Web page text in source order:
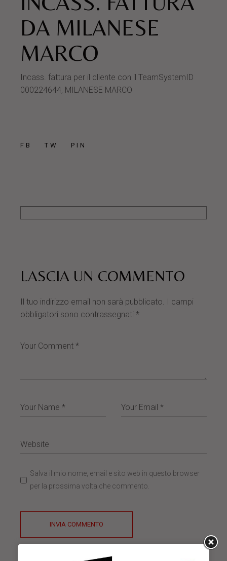
DA MILANESE
MARCO
Incass. fattura per il cliente con il TeamSystemID
000224644, MILANESE MARCO
FB TW PIN
LASCIA UN COMMENTO
Il tuo indirizzo email non sarà pubblicato. I campi
obbligatori sono contrassegnati*
Salva il mio nome, email e sito web in questo browser
per la prossima volta che commento.
INVIA COMMENTO